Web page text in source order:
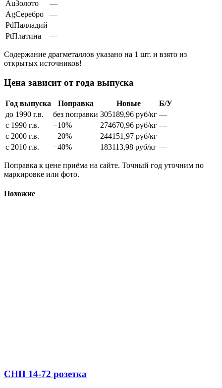
AuЗолото
—
AgСеребро
—
PdПалладий —
PtПлатина —
Содержание драгметаллов указано на 1 шт. и взято из
открытых источников!
Цена зависит от года выпуска
Год выпуска Поправка Новые
Б/У
до 1990 г.в.
без поправки 305189,96 руб/кг —
с 1990 г.в.
−10% 274670,96 руб/кг —
с 2000 г.в.
−20% 244151,97 руб/кг —
с 2010 г.в.
−40% 183113,98 руб/кг —
Поправка к цене приёма на сайте. Точный год уточним по
маркировке или фото.
Похожие
СНП 14-72 розетка